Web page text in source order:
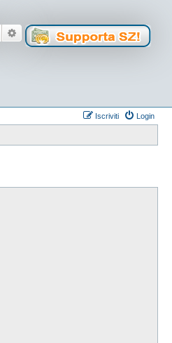
Cerca Ricerca avanzata
Login
Iscriviti